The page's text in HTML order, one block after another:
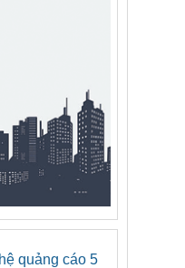
quảng cáo 5